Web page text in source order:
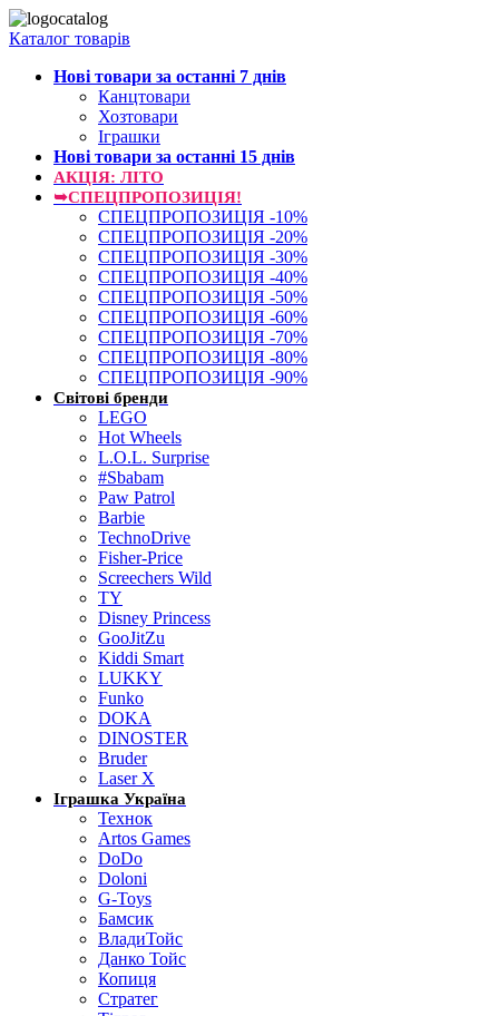
Каталог товарів
Нові товари за останнi 7 днiв
Канцтовари
Хозтовари
Іграшки
Нові товари за останнi 15 днiв
АКЦІЯ: ЛІТО
➥СПЕЦПРОПОЗИЦІЯ!
СПЕЦПРОПОЗИЦІЯ -10%
СПЕЦПРОПОЗИЦІЯ -20%
СПЕЦПРОПОЗИЦІЯ -30%
СПЕЦПРОПОЗИЦІЯ -40%
СПЕЦПРОПОЗИЦІЯ -50%
СПЕЦПРОПОЗИЦІЯ -60%
СПЕЦПРОПОЗИЦІЯ -70%
СПЕЦПРОПОЗИЦІЯ -80%
СПЕЦПРОПОЗИЦІЯ -90%
Світові бренди
LEGO
Hot Wheels
L.O.L. Surprise
#Sbabam
Paw Patrol
Barbie
TechnoDrive
Fisher-Price
Screechers Wild
TY
Disney Princess
GooJitZu
Kiddi Smart
LUKKY
Funko
DOKA
DINOSTER
Bruder
Laser X
Іграшка Україна
Технок
Artos Games
DoDo
Doloni
G-Toys
Бамсик
ВладиТойс
Данко Тойс
Копиця
Стратег